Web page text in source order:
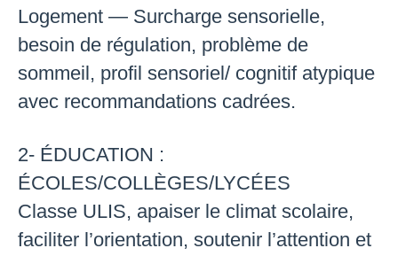
Logement — Surcharge sensorielle,
besoin de régulation, problème de
sommeil, profil sensoriel/ cognitif atypique
avec recommandations cadrées.
2- ÉDUCATION :
ÉCOLES/COLLÈGES/LYCÉES
Classe ULIS, apaiser le climat scolaire,
faciliter l’orientation, soutenir l’attention et